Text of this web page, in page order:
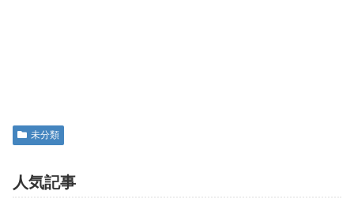
未分類
人気記事